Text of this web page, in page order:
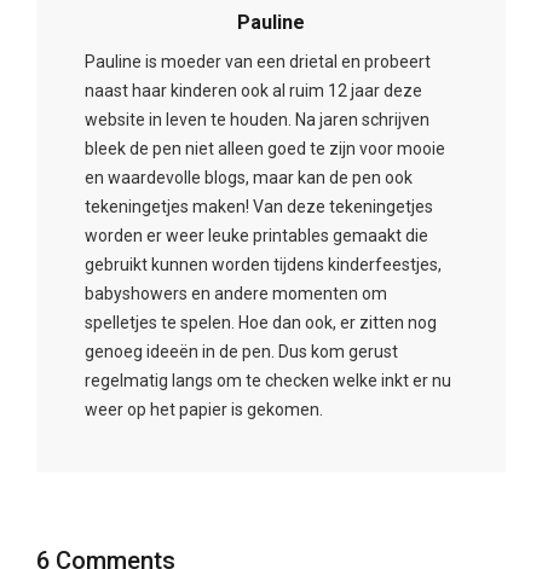
Pauline
Pauline is moeder van een drietal en probeert
naast haar kinderen ook al ruim 12 jaar deze
website in leven te houden. Na jaren schrijven
bleek de pen niet alleen goed te zijn voor mooie
en waardevolle blogs, maar kan de pen ook
tekeningetjes maken! Van deze tekeningetjes
worden er weer leuke printables gemaakt die
gebruikt kunnen worden tijdens kinderfeestjes,
babyshowers en andere momenten om
spelletjes te spelen. Hoe dan ook, er zitten nog
genoeg ideeën in de pen. Dus kom gerust
regelmatig langs om te checken welke inkt er nu
weer op het papier is gekomen.
6 Comments